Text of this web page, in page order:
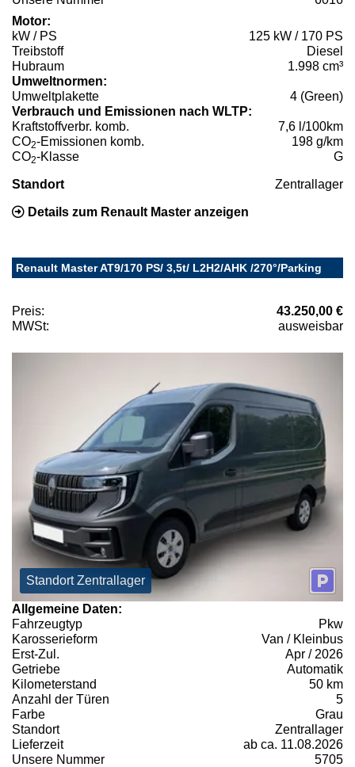
Motor:
kW / PS
125 kW / 170 PS
Treibstoff
Diesel
Hubraum
1.998 cm³
Umweltnormen:
Umweltplakette
4 (Green)
Verbrauch und Emissionen nach WLTP:
Kraftstoffverbr. komb.
7,6 l/100km
CO2-Emissionen komb.
198 g/km
CO2-Klasse G
Standort Zentrallager
Details zum Renault Master anzeigen
Renault Master AT9/170 PS/ 3,5t/ L2H2/AHK /270°/Parking
Preis:
43.250,00 €
MWSt:
ausweisbar
Standort Zentrallager
Allgemeine Daten:
Fahrzeugtyp
Pkw
Karosserieform
Van / Kleinbus
Erst-Zul.
Apr / 2026
Getriebe
Automatik
Kilometerstand
50 km
Anzahl der Türen
5
Farbe
Grau
Standort
Zentrallager
Lieferzeit
ab ca. 11.08.2026
Unsere Nummer
5705